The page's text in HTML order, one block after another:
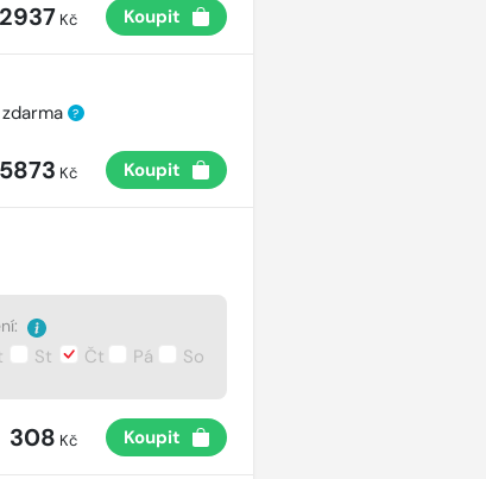
2937 Kč Koupit
?
5873 Kč Koupit
St Čt Pá So
308 Kč Koupit